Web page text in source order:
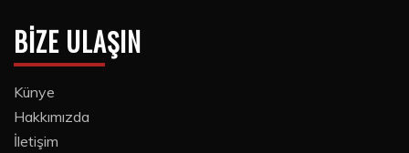
BIZE ULAŞIN
Künye
Hakkımızda
İletişim